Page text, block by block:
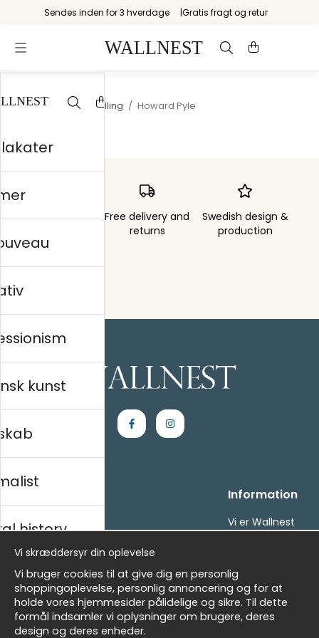
Sendes inden for 3 hverdage Gratis fragt og retur
Startsiden Storytelling / Howard Pyle
Order sent within Free delivery and
returns
Swedish design &
production
Kontakt os
- Returer och återbetalningar
- Leverans - enkelt, snabbt &amp; gratis
Om cookies
Mine favoritter
Information
Vi er Wallnest
Nyhedsbrev
kunst
history
Vi skræddersyr din oplevelse
Vi bruger cookies til at give dig en personlig
shoppingoplevelse, personlig annoncering og for at
holde vores hjemmesider pålidelige og sikre. Til dette
formål indsamler vi oplysninger om brugere, deres
design og deres enheder.